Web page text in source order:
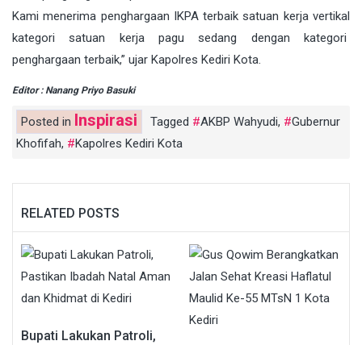
Kami menerima penghargaan IKPA terbaik satuan kerja vertikal
kategori satuan kerja pagu sedang dengan kategori
penghargaan terbaik,” ujar Kapolres Kediri Kota.
Editor : Nanang Priyo Basuki
Posted in Inspirasi Tagged AKBP Wahyudi,
Gubernur
Khofifah, Kapolres Kediri Kota
RELATED POSTS
Bupati Lakukan Patroli,